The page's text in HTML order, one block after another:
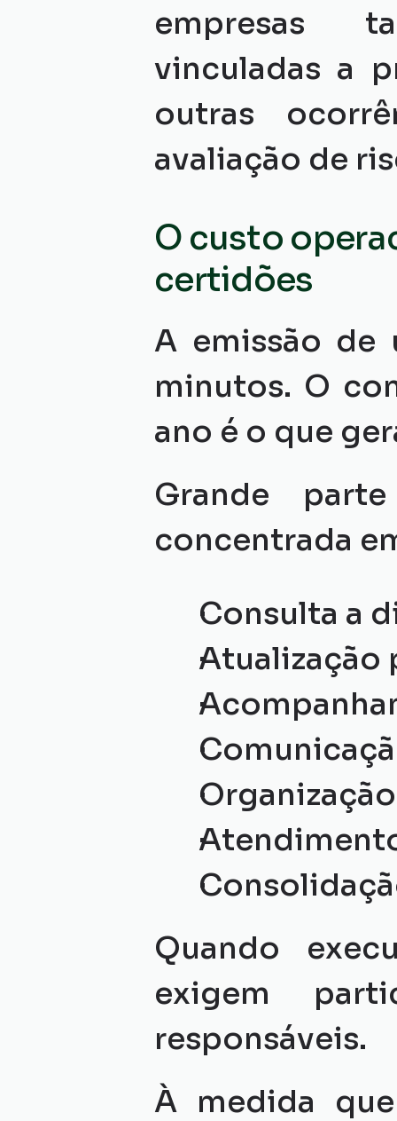
empresas
vinculadas a
outras
avaliação de
O custo
certidões
A emissão de
minutos. O
ano é o que
Grande
concentrada
Consulta a
Atualização
Quando
exigem
responsáveis.
À medida